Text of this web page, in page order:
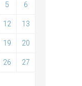
5 6
12 13
19 20
26 27